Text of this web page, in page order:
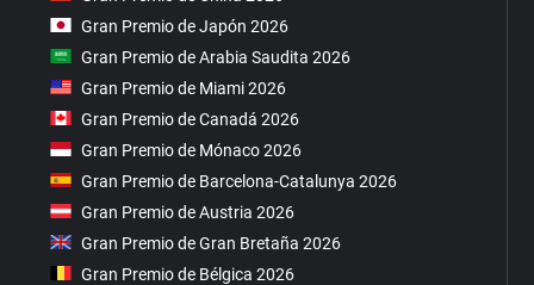
Gran Premio de Japón 2026
Gran Premio de Arabia Saudita 2026
Gran Premio de Miami 2026
Gran Premio de Canadá 2026
Gran Premio de Mónaco 2026
Gran Premio de Barcelona-Catalunya 2026
Gran Premio de Austria 2026
Gran Premio de Gran Bretaña 2026
Gran Premio de Bélgica 2026